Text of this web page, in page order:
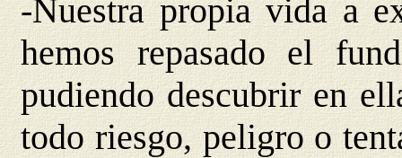
-Nuestra propia vida a
hemos repasado el
pudiendo descubrir en
todo riesgo, peligro o